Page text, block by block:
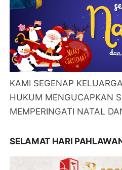
KAMI SEGENAP
HUKUM MENGUCAPKAN
MEMPERINGATI NATAL
SELAMAT HARI